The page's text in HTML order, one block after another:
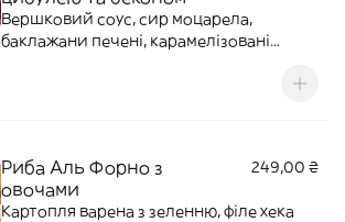
Вершковий соус, сир моцарела,
баклажани печені, карамелізовані
Риба Аль Форно з
овочами
249,00 ₴
Картопля варена з зеленню, філе хека